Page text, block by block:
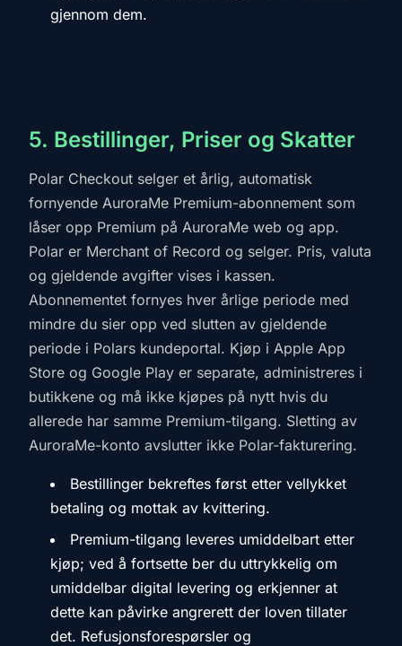
gjennom dem.
5. Bestillinger, Priser og Skatter
Polar Checkout selger et årlig, automatisk
fornyende AuroraMe Premium-abonnement som
låser opp Premium på AuroraMe web og app.
Polar er Merchant of Record og selger. Pris, valuta
og gjeldende avgifter vises i kassen.
Abonnementet fornyes hver årlige periode med
mindre du sier opp ved slutten av gjeldende
periode i Polars kundeportal. Kjøp i Apple App
Store og Google Play er separate, administreres i
butikkene og må ikke kjøpes på nytt hvis du
allerede har samme Premium-tilgang. Sletting av
AuroraMe-konto avslutter ikke Polar-fakturering.
Bestillinger bekreftes først etter vellykket
betaling og mottak av kvittering.
Premium-tilgang leveres umiddelbart etter
kjøp; ved å fortsette ber du uttrykkelig om
umiddelbar digital levering og erkjenner at
dette kan påvirke angrerett der loven tillater
det. Refusjonsforespørsler og